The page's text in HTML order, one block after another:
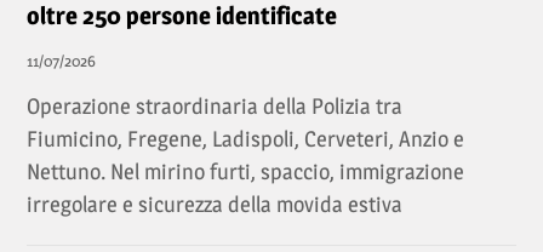
oltre 250 persone identificate
11/07/2026
Operazione straordinaria della Polizia tra
Fiumicino, Fregene, Ladispoli, Cerveteri, Anzio e
Nettuno. Nel mirino furti, spaccio, immigrazione
irregolare e sicurezza della movida estiva